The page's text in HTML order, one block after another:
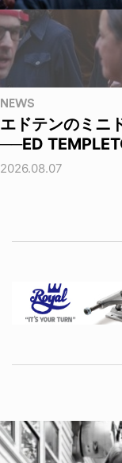
NEWS
エドテンのミニ
──ED
2026.08.07